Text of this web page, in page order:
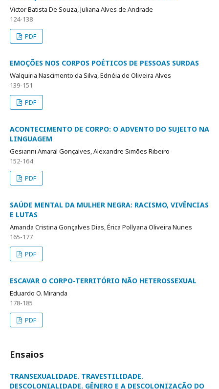
Victor Batista De Souza, Juliana Alves de Andrade
124-138
PDF
EMOÇÕES NOS CORPOS POÉTICOS DE PESSOAS SURDAS
Walquiria Nascimento da Silva, Ednéia de Oliveira Alves
139-151
PDF
ACONTECIMENTO DE CORPO: O ADVENTO DO SUJEITO NA
LINGUAGEM
Gesianni Amaral Gonçalves, Alexandre Simões Ribeiro
152-164
PDF
SAÚDE MENTAL DA MULHER NEGRA: RACISMO, VIVÊNCIAS
E LUTAS
Amanda Cristina Gonçalves Dias, Érica Pollyana Oliveira Nunes
165-177
PDF
ESCAVAR O CORPO-TERRITÓRIO NÃO HETEROSSEXUAL
Eduardo O. Miranda
178-185
PDF
Ensaios
TRANSEXUALIDADE. TRAVESTILIDADE.
DESCOLONIALIDADE. GÊNERO E A DESCOLONIZAÇÃO DO